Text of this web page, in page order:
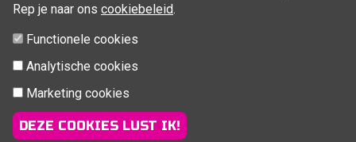
Rep je naar ons cookiebeleid.
Functionele cookies
Analytische cookies
Marketing cookies
DEZE COOKIES LUST IK!
© 2026 Fitcoach Sofie | Sportsessies regio Brugge |
info@fitcoachsofie.be | Powered by
TMedia